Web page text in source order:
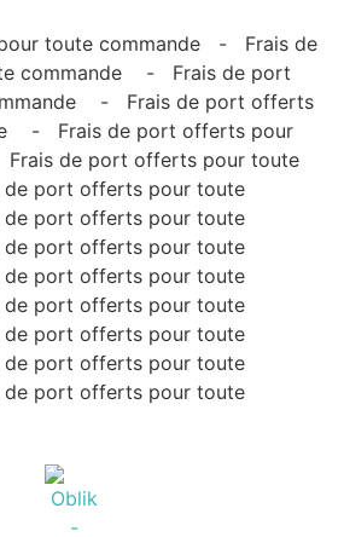
toute commande - Frais de
commande - Frais de port
- Frais de port offerts
- Frais de port offerts pour
de port offerts pour toute
port offerts pour toute
port offerts pour toute
port offerts pour toute
port offerts pour toute
port offerts pour toute
port offerts pour toute
port offerts pour toute
port offerts pour toute